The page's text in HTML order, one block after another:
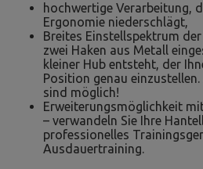
hochwertige Verarbeitung,
Ergonomie niederschlägt,
Breites Einstellspektrum der
zwei Haken aus Metall
kleiner Hub entsteht, der
Position genau
sind möglich!
Erweiterungsmöglichkeit
– verwandeln Sie Ihre
professionelles
Ausdauertraining.